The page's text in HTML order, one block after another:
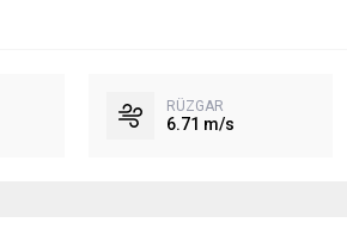
RÜZGAR
6.71 m/s